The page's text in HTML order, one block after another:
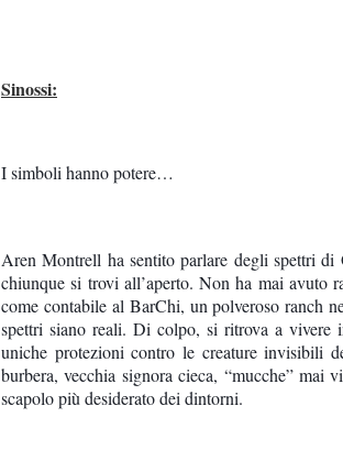
Sinossi:
I simboli hanno potere…
Aren Montrell ha sentito parlare degli spettri di
chiunque si trovi all’aperto. Non ha mai avuto
come contabile al BarChi, un polveroso ranch
spettri siano reali. Di colpo, si ritrova a vivere
uniche protezioni contro le creature invisibili
burbera, vecchia signora cieca, “mucche” mai
scapolo più desiderato dei dintorni.